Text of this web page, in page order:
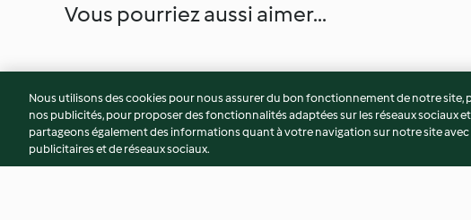
Vous pourriez aussi aimer...
Nous utilisons des cookies pour nous assurer du bon fonctionnement de notre
nos publicités, pour proposer des fonctionnalités adaptées sur les réseaux sociaux
partageons également des informations quant à votre navigation sur notre site
publicitaires et de réseaux sociaux.